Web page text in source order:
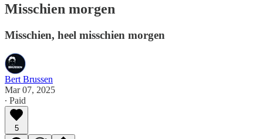
Misschien morgen
Misschien, heel misschien morgen
Bert Brussen
Mar 07, 2025
∙ Paid
5